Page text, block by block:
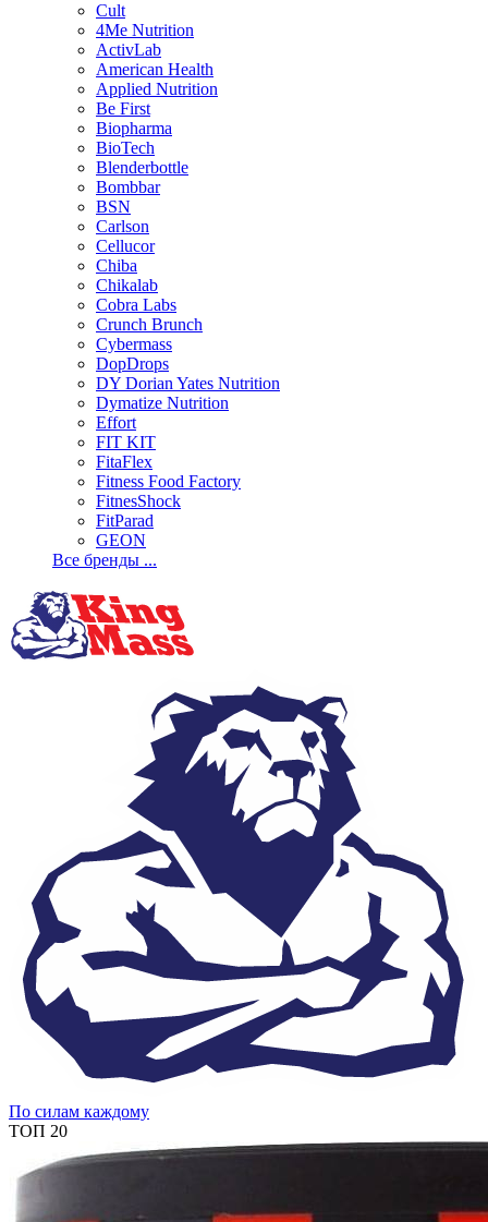
Cult
4Me Nutrition
ActivLab
American Health
Applied Nutrition
Be First
Biopharma
BioTech
Blenderbottle
Bombbar
BSN
Carlson
Cellucor
Chiba
Chikalab
Cobra Labs
Crunch Brunch
Cybermass
DopDrops
DY Dorian Yates Nutrition
Dymatize Nutrition
Effort
FIT KIT
FitaFlex
Fitness Food Factory
FitnesShock
FitParad
GEON
Все бренды ...
По силам каждому
ТОП 20